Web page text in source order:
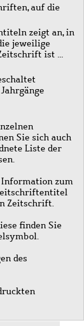
auf die
zeigt an, in
jeweilige
ist …
Sie sich auch
Liste der
zum
Zeitschrift.
finden Sie
des